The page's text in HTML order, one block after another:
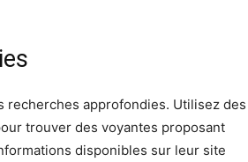
recherches approfondies. Utilisez des
trouver des voyantes proposant
disponibles sur leur site